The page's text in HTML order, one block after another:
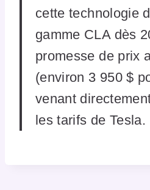
cette technologie
gamme CLA dès
promesse de prix
(environ 3 950 $
venant
les tarifs de Tesla.